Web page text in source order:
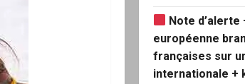
Note d’alerte
européenne
françaises sur
internationale +